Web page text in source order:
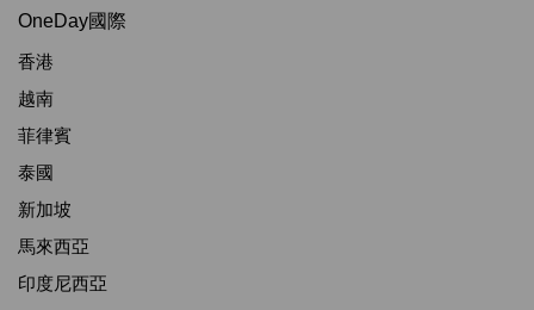
OneDay國際
香港
越南
菲律賓
泰國
新加坡
馬來西亞
印度尼西亞